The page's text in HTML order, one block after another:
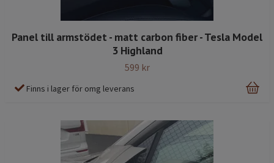
Panel till armstödet - matt carbon fiber - Tesla Model
3 Highland
599 kr
Finns i lager för omg leverans